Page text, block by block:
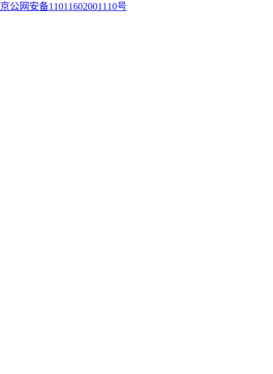
京公网安备11011602001110号